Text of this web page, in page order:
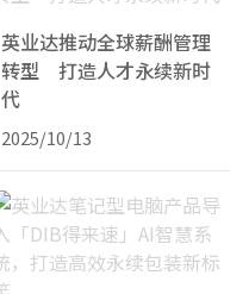
英业达推动全球薪酬管理
转型 打造人才永续新时
代
2025/10/13